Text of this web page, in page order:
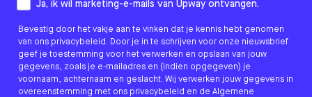
How would you like to hear from us?
Ja, ik wil marketing-e-mails van Upway ontvangen.
Bevestig door het vakje aan te vinken dat je kennis hebt genomen
van ons privacybeleid. Door je in te schrijven voor onze nieuwsbrief
geef je toestemming voor het verwerken en opslaan van jouw
gegevens, zoals je e-mailadres en (indien opgegeven) je
voornaam, achternaam en geslacht. Wij verwerken jouw gegevens in
overeenstemming met ons privacybeleid en de Algemene